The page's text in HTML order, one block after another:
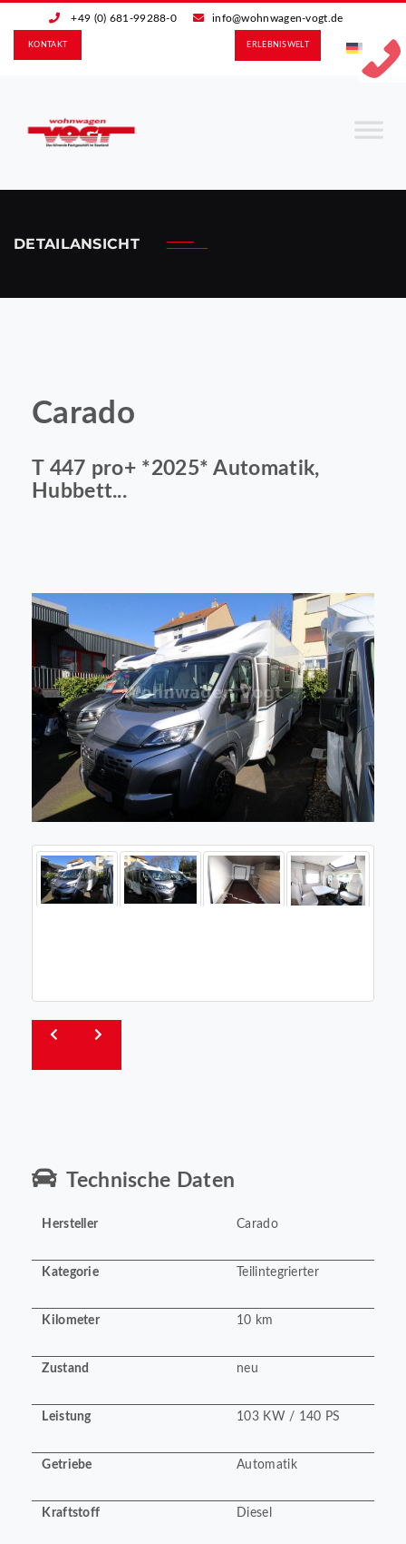
+49 (0) 681-99288-0 info@wohnwagen-vogt.de
ERLEBNIS­WELT
KONTAKT
DETAILANSICHT
Carado
T 447 pro+ *2025* Automatik,
Hubbett...
Technische Daten
Hersteller Carado
Kategorie Teilintegrierter
Kilometer 10 km
Zustand neu
Leistung 103 KW / 140 PS
Getriebe Automatik
Kraftstoff Diesel